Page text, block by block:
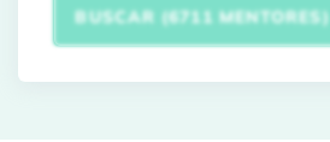
BUSCAR (6711 MENTORES)